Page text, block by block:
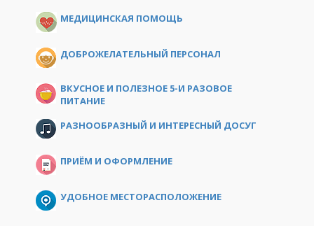
МЕДИЦИНСКАЯ ПОМОЩЬ
ДОБРОЖЕЛАТЕЛЬНЫЙ ПЕРСОНАЛ
ВКУСНОЕ И ПОЛЕЗНОЕ 5-И РАЗОВОЕ
ПИТАНИЕ
РАЗНООБРАЗНЫЙ И ИНТЕРЕСНЫЙ ДОСУГ
ПРИЁМ И ОФОРМЛЕНИЕ
УДОБНОЕ МЕСТОРАСПОЛОЖЕНИЕ